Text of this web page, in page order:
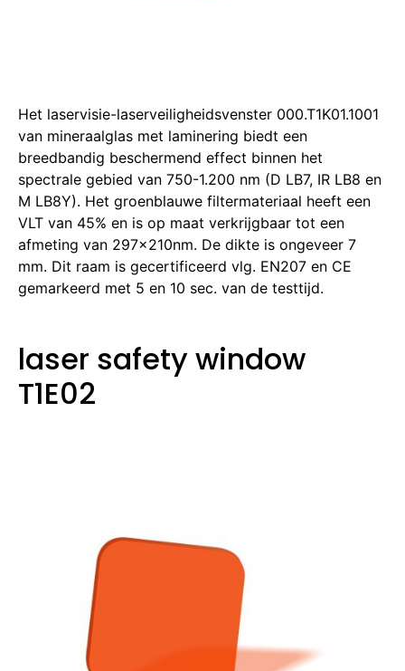
Het laservisie-laserveiligheidsvenster 000.T1K01.1001
van mineraalglas met laminering biedt een
breedbandig beschermend effect binnen het
spectrale gebied van 750-1.200 nm (D LB7, IR LB8 en
M LB8Y). Het groenblauwe filtermateriaal heeft een
VLT van 45% en is op maat verkrijgbaar tot een
afmeting van 297x210nm. De dikte is ongeveer 7
mm. Dit raam is gecertificeerd vlg. EN207 en CE
gemarkeerd met 5 en 10 sec. van de testtijd.
laser safety window
T1E02